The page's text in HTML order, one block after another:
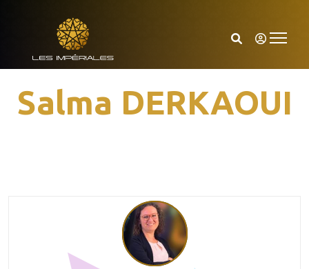
Salma DERKAOUI